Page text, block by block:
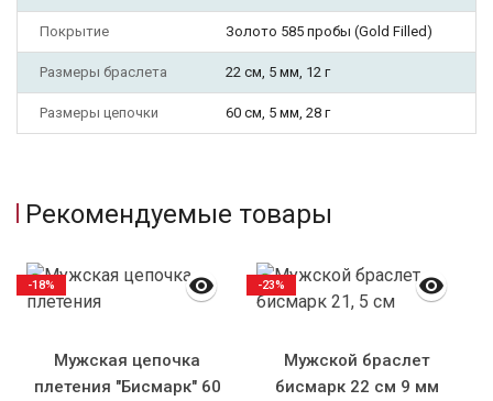
Покрытие Золото 585 пробы (Gold Filled)
Размеры браслета 22 см, 5 мм, 12 г
Размеры цепочки 60 см, 5 мм, 28 г
Рекомендуемые товары
Мужская цепочка
плетения "Бисмарк" 60
-18%
Мужской браслет
бисмарк 22 см 9 мм
-23%